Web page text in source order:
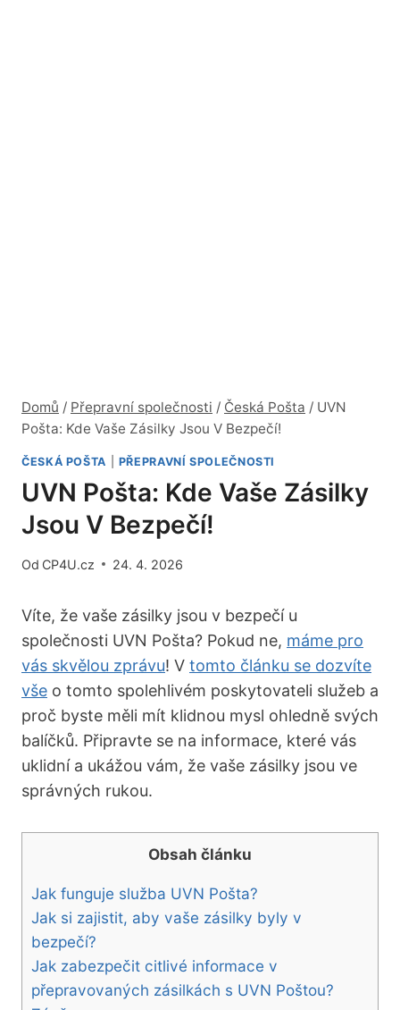
Domů / Přepravní společnosti / Česká Pošta / UVN
Pošta: Kde Vaše Zásilky Jsou V Bezpečí!
ČESKÁ POŠTA PŘEPRAVNÍ SPOLEČNOSTI
UVN Pošta: Kde Vaše Zásilky
Jsou V Bezpečí!
Od CP4U.cz 24. 4. 2026
Víte, že vaše zásilky jsou v bezpečí u
společnosti UVN Pošta? Pokud ne, máme pro
vás skvělou zprávu! V tomto článku se dozvíte
vše o tomto spolehlivém poskytovateli služeb a
proč byste měli mít klidnou mysl ohledně svých
balíčků. Připravte se na informace, které vás
uklidní a ukážou vám, že vaše zásilky jsou ve
správných rukou.
Obsah článku
Jak funguje služba UVN Pošta?
Jak si zajistit, aby vaše zásilky byly v
bezpečí?
Jak zabezpečit citlivé informace v
přepravovaných zásilkách s UVN Poštou?